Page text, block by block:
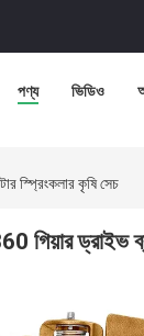
পণ্য ভিডিও
স্প্রিংকলার কৃষি সেচ
গিয়ার ড্রাইভ